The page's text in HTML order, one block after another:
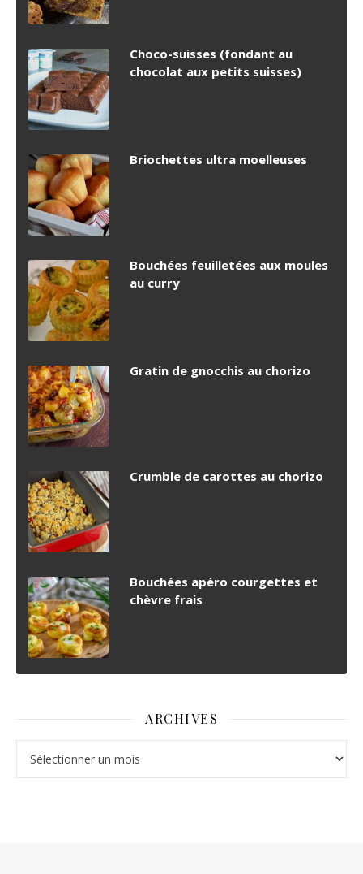
Choco-suisses (fondant au
chocolat aux petits suisses)
Briochettes ultra moelleuses
Bouchées feuilletées aux moules
au curry
Gratin de gnocchis au chorizo
Crumble de carottes au chorizo
Bouchées apéro courgettes et
chèvre frais
ARCHIVES